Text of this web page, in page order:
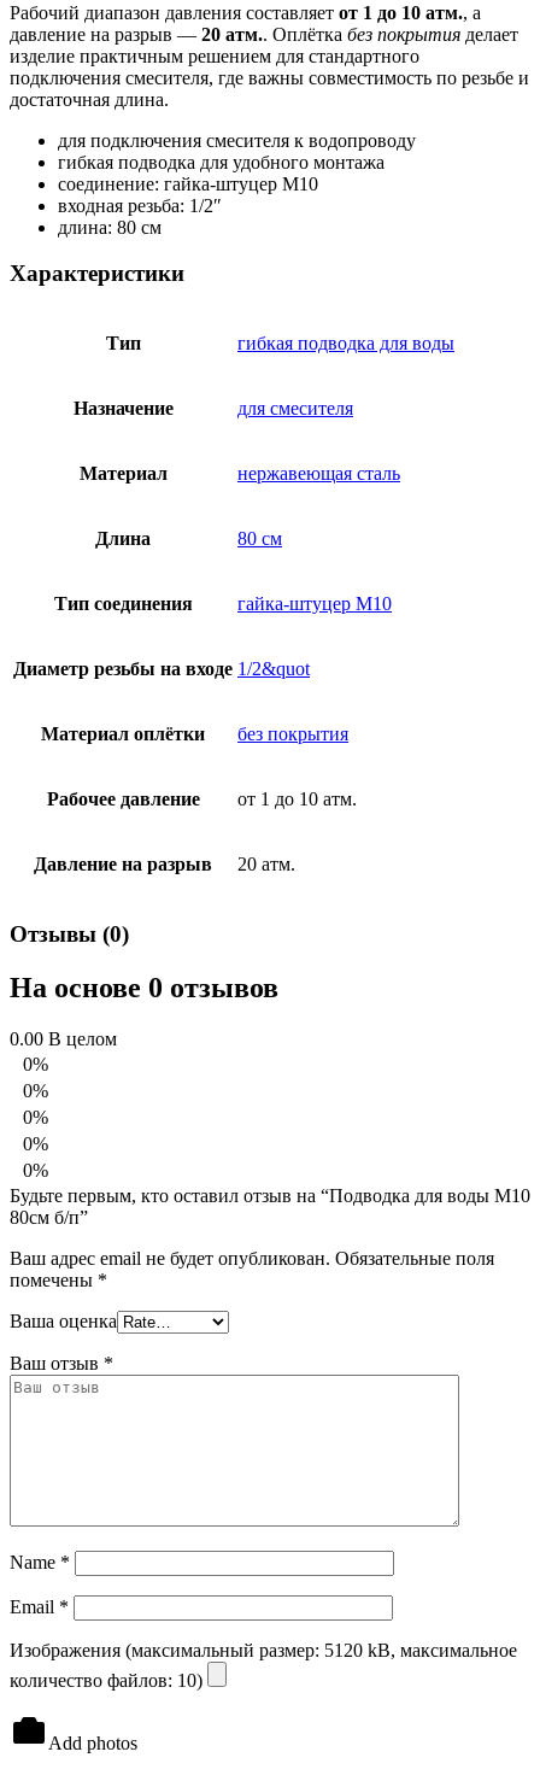
Рабочий диапазон давления составляет от 1 до 10 атм., а
давление на разрыв — 20 атм.. Оплётка без покрытия делает
изделие практичным решением для стандартного
подключения смесителя, где важны совместимость по резьбе и
достаточная длина.
для подключения смесителя к водопроводу
гибкая подводка для удобного монтажа
соединение: гайка-штуцер М10
входная резьба: 1/2″
длина: 80 см
Характеристики
Тип гибкая подводка для воды
Назначение для смесителя
Материал нержавеющая сталь
Длина 80 см
Тип соединения гайка-штуцер М10
Диаметр резьбы на входе 1/2&quot
Материал оплётки без покрытия
Рабочее давление от 1 до 10 атм.
Давление на разрыв 20 атм.
Отзывы (0)
На основе 0 отзывов
0.00 В целом
0%
0%
0%
0%
0%
Будьте первым, кто оставил отзыв на “Подводка для воды М10
80см б/п”
Ваш адрес email не будет опубликован. Обязательные поля
помечены *
Ваша оценка
Ваш отзыв *
Name *
Email *
Изображения (максимальный размер: 5120 kB, максимальное
количество файлов: 10)
Add photos